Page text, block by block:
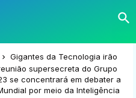
Gigantes da Tecnologia irão
supersecreta do Grupo
se concentrará em debater a
por meio da Inteligência